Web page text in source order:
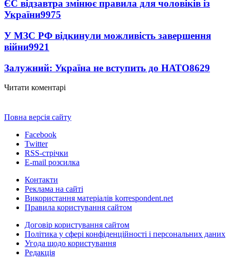
ЄС відзавтра змінює правила для чоловіків із
України9975
У МЗС РФ відкинули можливість завершення
війни9921
Залужний: Україна не вступить до НАТО8629
Читати коментарі
Повна версія сайту
Facebook
Twitter
RSS-стрічки
E-mail розсилка
Контакти
Реклама на сайті
Використання матеріалів korrespondent.net
Правила користування сайтом
Договір користування сайтом
Політика у сфері конфіденційності і персональних даних
Угода щодо користування
Редакція